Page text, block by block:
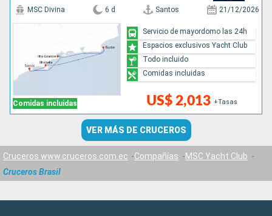
Comidas incluidas
MSC Divina 6 d Santos 21/12/2026
US$ 2,013 +Tasas
Servicio de mayordomo las 24h
Espacios exclusivos Yacht Club
Todo incluido
Comidas incluidas
VER MÁS DE CRUCEROS
Cruceros www.cruceros.com.ec Compañías
MSC Yacht Club
Cruceros Brasil